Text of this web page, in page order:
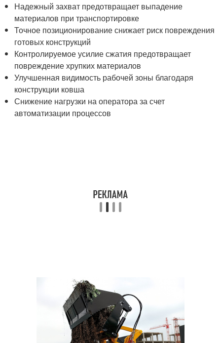
Надежный захват предотвращает выпадение
материалов при транспортировке
Точное позиционирование снижает риск повреждения
готовых конструкций
Контролируемое усилие сжатия предотвращает
повреждение хрупких материалов
Улучшенная видимость рабочей зоны благодаря
конструкции ковша
Снижение нагрузки на оператора за счет
автоматизации процессов